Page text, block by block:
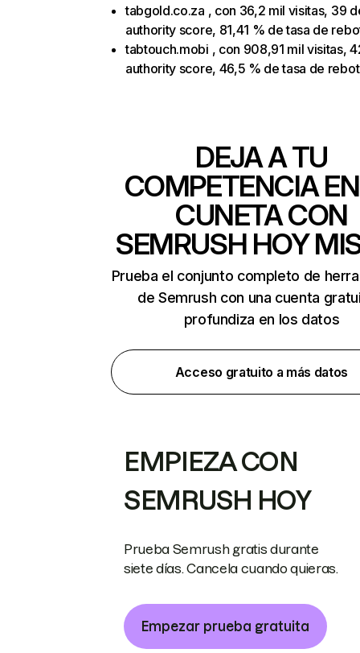
tabgold.co.za , con 36,2 mil visitas, 39
authority score, 81,41 % de tasa de
tabtouch.mobi , con 908,91 mil visitas,
authority score, 46,5 % de tasa de
DEJA A TU
COMPETENCIA
CUNETA CON
SEMRUSH HOY
Prueba el conjunto completo de
de Semrush con una cuenta
profundiza en los datos
Acceso gratuito a más datos
EMPIEZA CON
SEMRUSH HOY
Prueba Semrush gratis durante
siete días. Cancela cuando quieras.
Empezar prueba gratuita